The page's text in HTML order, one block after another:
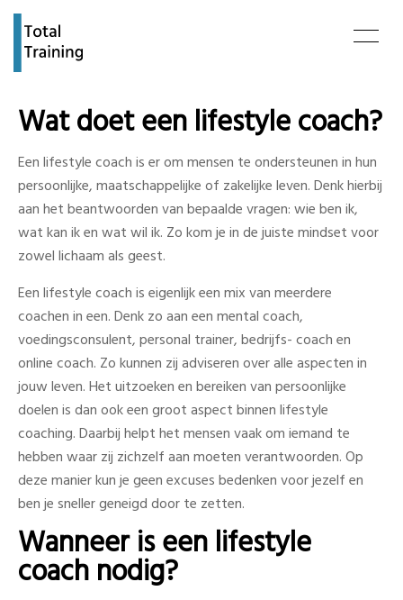
Wat doet een lifestyle coach?
Een lifestyle coach is er om mensen te ondersteunen in hun
persoonlijke, maatschappelijke of zakelijke leven. Denk hierbij
aan het beantwoorden van bepaalde vragen: wie ben ik,
wat kan ik en wat wil ik. Zo kom je in de juiste mindset voor
zowel lichaam als geest.
Een lifestyle coach is eigenlijk een mix van meerdere
coachen in een. Denk zo aan een mental coach,
voedingsconsulent, personal trainer, bedrijfs- coach en
online coach. Zo kunnen zij adviseren over alle aspecten in
jouw leven. Het uitzoeken en bereiken van persoonlijke
doelen is dan ook een groot aspect binnen lifestyle
coaching. Daarbij helpt het mensen vaak om iemand te
hebben waar zij zichzelf aan moeten verantwoorden. Op
deze manier kun je geen excuses bedenken voor jezelf en
ben je sneller geneigd door te zetten.
Wanneer is een lifestyle
coach nodig?